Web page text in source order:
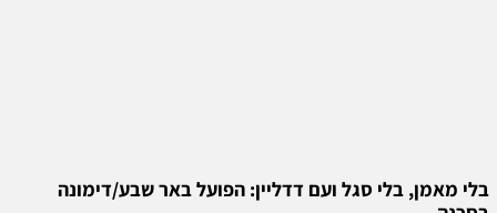
בלי מאמן, בלי סגל ועם דדליין: הפועל באר שבע/דימונה